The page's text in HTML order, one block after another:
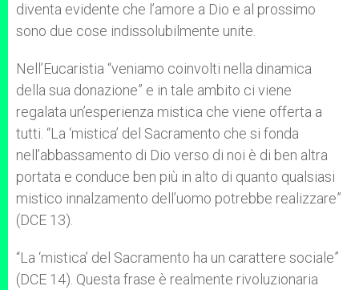
diventa evidente che l’amore a Dio e al prossimo
sono due cose indissolubilmente unite.
Nell’Eucaristia “veniamo coinvolti nella dinamica
della sua donazione” e in tale ambito ci viene
regalata un’esperienza mistica che viene offerta a
tutti. “La ‘mistica’ del Sacramento che si fonda
nell’abbassamento di Dio verso di noi è di ben altra
portata e conduce ben più in alto di quanto qualsiasi
mistico innalzamento dell’uomo potrebbe realizzare”
(DCE 13).
“La ‘mistica’ del Sacramento ha un carattere sociale”
(DCE 14). Questa frase è realmente rivoluzionaria